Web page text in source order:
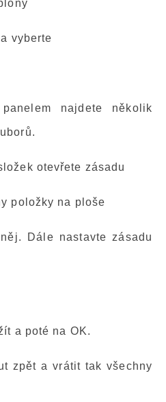
vyberte
najdete několik
otevřete zásadu
položky na ploše
Dále nastavte zásadu
a poté na OK.
zpět a vrátit tak všechny